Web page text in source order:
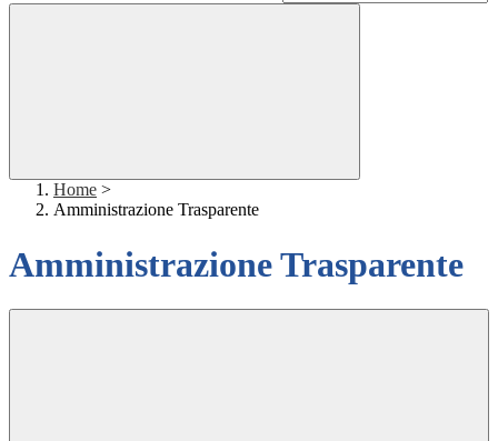
Home >
Amministrazione Trasparente
Amministrazione Trasparente